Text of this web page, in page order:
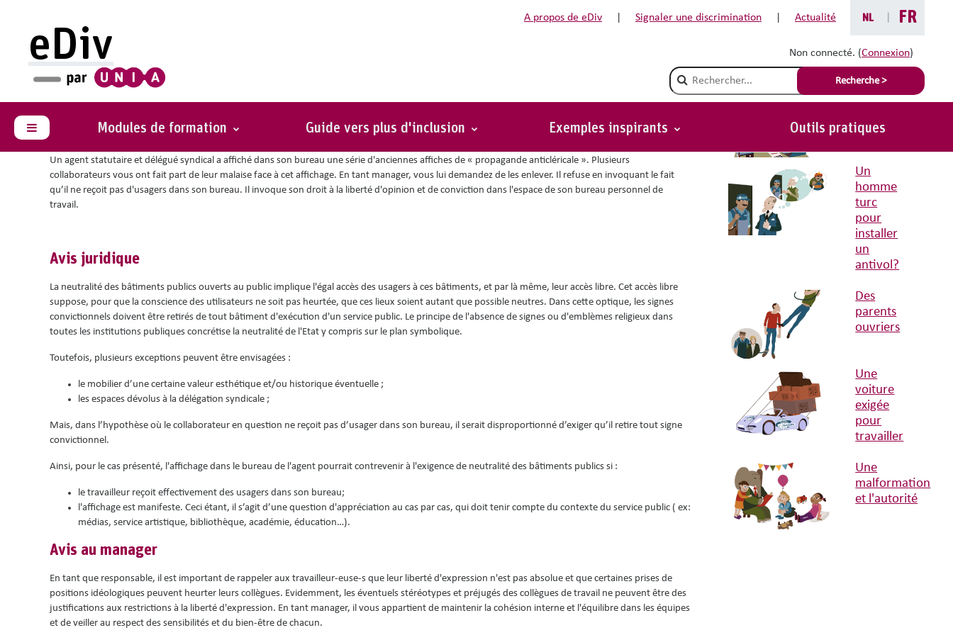
A propos de eDiv
Signaler une discrimination Actualité NL FR
Non connecté. (Connexion)
Champ de recherche
Recherche >
eDiv
Panneau latéral Modules de formation Guide vers plus d'inclusion Exemples inspirants Outils pratiques
Vous êtes ici :
Propagande anticléricale
Retour
Un agent statutaire et délégué syndical a affiché dans son bureau une série d'anciennes affiches de « propagande anticléricale ». Plusieurs
collaborateurs vous ont fait part de leur malaise face à cet affichage. En tant manager, vous lui demandez de les enlever. Il refuse en invoquant le fait
qu’il ne reçoit pas d'usagers dans son bureau. Il invoque son droit à la liberté d'opinion et de conviction dans l'espace de son bureau personnel de
travail.
Avis juridique
La neutralité des bâtiments publics ouverts au public implique l'égal accès des usagers à ces bâtiments, et par là même, leur accès libre. Cet accès libre
suppose, pour que la conscience des utilisateurs ne soit pas heurtée, que ces lieux soient autant que possible neutres. Dans cette optique, les signes
convictionnels doivent être retirés de tout bâtiment d'exécution d'un service public. Le principe de l'absence de signes ou d'emblèmes religieux dans
toutes les institutions publiques concrétise la neutralité de l'Etat y compris sur le plan symbolique.
Toutefois, plusieurs exceptions peuvent être envisagées :
le mobilier d’une certaine valeur esthétique et/ou historique éventuelle ;
les espaces dévolus à la délégation syndicale ;
Mais, dans l’hypothèse où le collaborateur en question ne reçoit pas d’usager dans son bureau, il serait disproportionné d’exiger qu’il retire tout signe
convictionnel.
Ainsi, pour le cas présenté, l'affichage dans le bureau de l'agent pourrait contrevenir à l'exigence de neutralité des bâtiments publics si :
le travailleur reçoit effectivement des usagers dans son bureau;
l'affichage est manifeste. Ceci étant, il s’agit d’une question d'appréciation au cas par cas, qui doit tenir compte du contexte du service public ( ex:
médias, service artistique, bibliothèque, académie, éducation…).
Avis au manager
En tant que responsable, il est important de rappeler aux travailleur-euse-s que leur liberté d'expression n'est pas absolue et que certaines prises de
positions idéologiques peuvent heurter leurs collègues. Evidemment, les éventuels stéréotypes et préjugés des collègues de travail ne peuvent être des
justifications aux restrictions à la liberté d'expression. En tant manager, il vous appartient de maintenir la cohésion interne et l'équilibre dans les équipes
et de veiller au respect des sensibilités et du bien-être de chacun.
Situations avec conseils liées
Une offre
chômeurs?
Un
homme
turc
pour
installer
un
antivol?
Des
parents
ouvriers
Une
voiture
exigée
pour
travailler
Une
malformation
et l'autorité